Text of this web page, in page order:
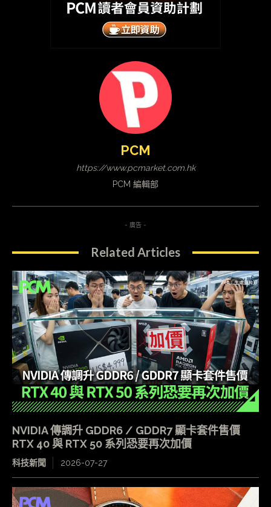
PCM
https://www.pcmarket.com.hk
PCM 編輯部
- 廣告 -
Related Articles
NVIDIA 傳調升 GDDR6 / GDDR7 顯卡套件售價
RTX 40 與 RTX 50 系列恐要再次加價
科技新聞 2026-07-27